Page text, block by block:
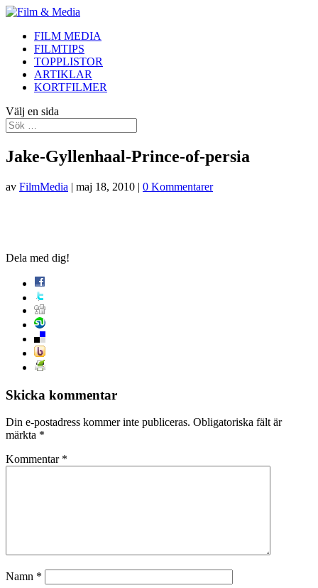
FILM MEDIA
FILMTIPS
TOPPLISTOR
ARTIKLAR
KORTFILMER
Välj en sida
Jake-Gyllenhaal-Prince-of-persia
av FilmMedia | maj 18, 2010 | 0 Kommentarer
Dela med dig!
Skicka kommentar
Din e-postadress kommer inte publiceras. Obligatoriska fält är
märkta *
Kommentar *
Namn *